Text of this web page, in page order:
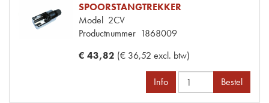
SPOORSTANGTREKKER
Model 2CV
Productnummer 1868009
€ 43,82 (€ 36,52 excl. btw)
Info Bestel